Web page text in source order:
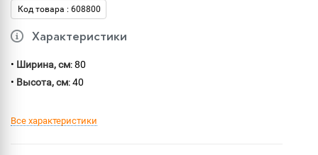
Код товара : 608800
Характеристики
• Ширина, см: 80
• Высота, см: 40
Все характеристики